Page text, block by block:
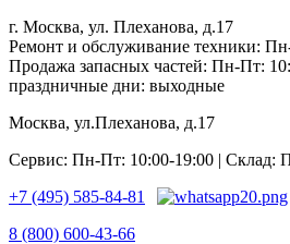
г. Москва, ул. Плеханова, д.17
Ремонт и обслуживание техники:
Продажа запасных частей: Пн-Пт:
праздничные дни: выходные
Москва, ул.Плеханова, д.17
Сервис: Пн-Пт: 10:00-19:00 | Склад:
+7 (495) 585-84-81
8 (800) 600-43-66